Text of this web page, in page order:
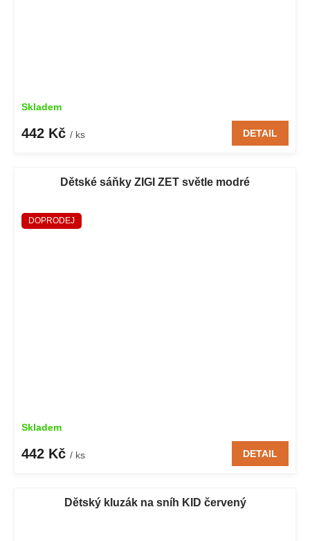
Skladem
442 Kč / ks DETAIL
Dětské sáňky ZIGI ZET světle modré
DOPRODEJ
Skladem
442 Kč / ks DETAIL
Dětský kluzák na sníh KID červený